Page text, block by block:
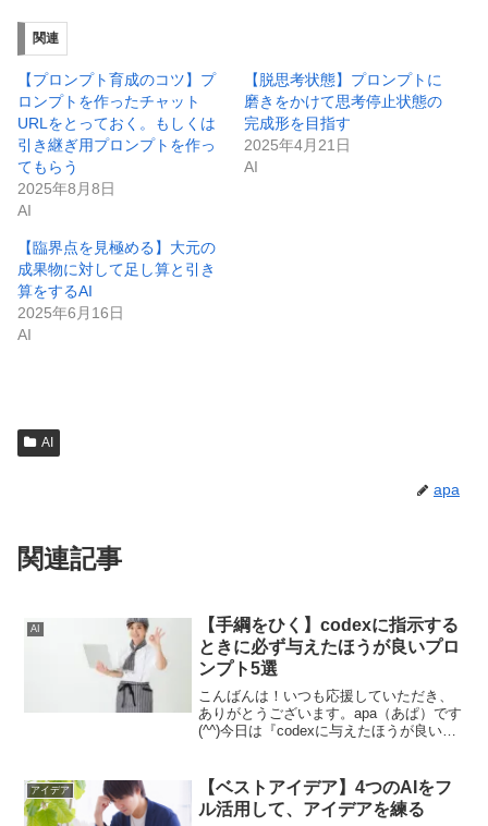
関連
【プロンプト育成のコツ】プ
ロンプトを作ったチャット
URLをとっておく。もしくは
引き継ぎ用プロンプトを作っ
てもらう
2025年8月8日
AI
【脱思考状態】プロンプトに
磨きをかけて思考停止状態の
完成形を目指す
2025年4月21日
AI
【臨界点を見極める】大元の
成果物に対して足し算と引き
算をするAI
2025年6月16日
AI
AI
apa
関連記事
AI
【手綱をひく】codexに指示する
ときに必ず与えたほうが良いプロ
ンプト5選
こんばんは！いつも応援していただき、
ありがとうございます。apa（あぱ）です
(^^)今日は『codexに与えたほうが良いプ
とcodexを使っているわけですけど。最初
は...
アイデア
【ベストアイデア】4つのAIをフ
ル活用して、アイデアを練る